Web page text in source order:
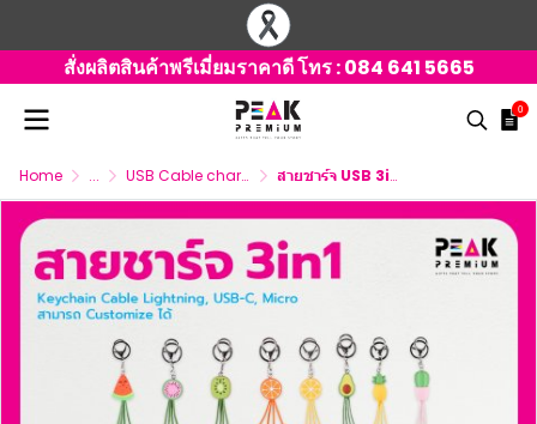
สั่งผลิตสินค้าพรีเมี่ยมราคาดี โทร :084 641 5665
0
Home ... USB Cable charger 3 connector สายชาร์จ USB 3in1 Keychain Cable สามารถ Customize ได้